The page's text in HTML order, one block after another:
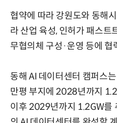
협약에 따라 강원도와 동해
라 산업 육성, 인허가 패스트
무협의체 구성·운영 등에 협
동해 AI 데이터센터 캠퍼스
만평 부지에 2028년까지
이후 2029년까지 1.2GW를